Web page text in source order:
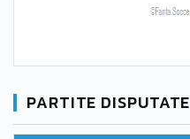
PARTITE DISPUTATE